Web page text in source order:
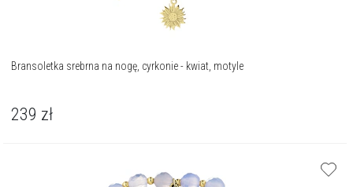
Bransoletka srebrna na nogę, cyrkonie - kwiat, motyle
239 zł